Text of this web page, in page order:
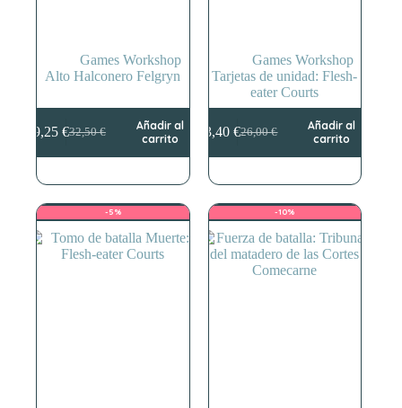
Games Workshop
Alto Halconero Felgryn
32,50€
El
precio
era:
32,50 €.
29,25 €El
precio
es:
29,25 €.
Añadir al
carrito
Games Workshop
Tarjetas de unidad: Flesh-
eater Courts
26,00€
El
precio
era:
26,00 €.
23,40€El
precio
es:
23,40 €.
Añadir al
carrito
-5% -10%